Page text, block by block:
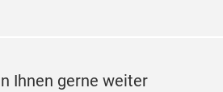
Ihnen gerne weiter